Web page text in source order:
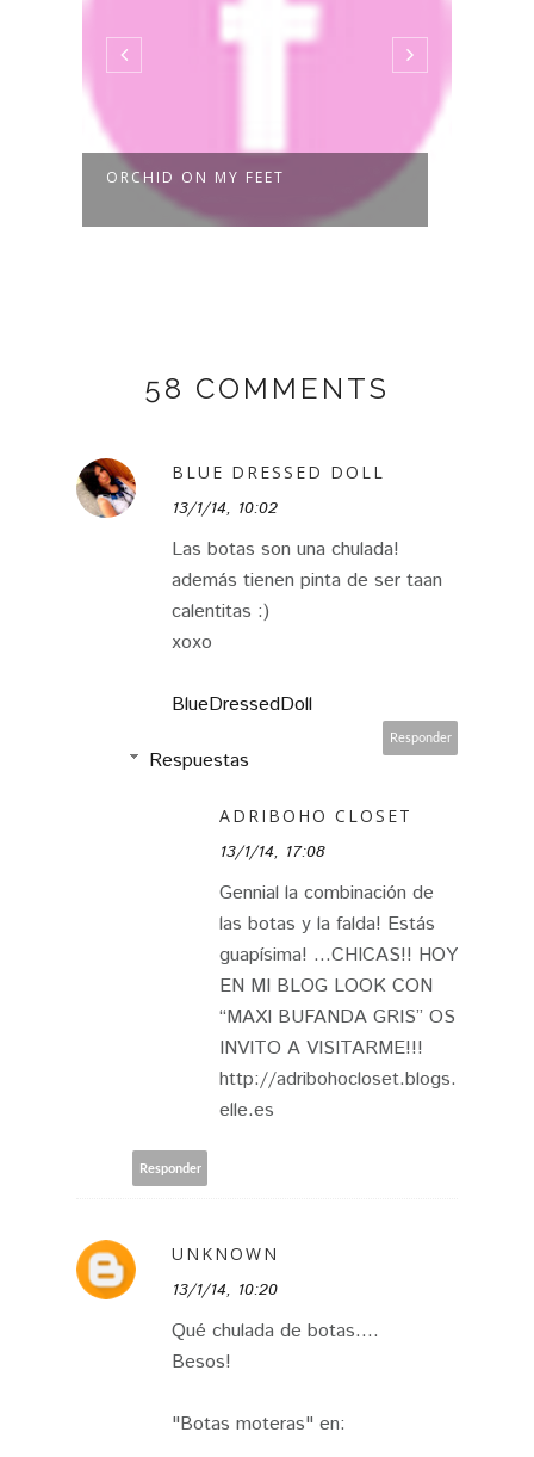
BASIC GARMENTS
58 COMMENTS
BLUE DRESSED DOLL
13/1/14, 10:02
Las botas son una chulada!
además tienen pinta de ser taan
calentitas :)
xoxo
BlueDressedDoll
Responder
Respuestas
ADRIBOHO CLOSET
13/1/14, 17:08
Gennial la combinación de
las botas y la falda! Estás
guapísima! …CHICAS!! HOY
EN MI BLOG LOOK CON
“MAXI BUFANDA GRIS” OS
INVITO A VISITARME!!!
http://adribohocloset.blogs.
elle.es
Responder
UNKNOWN
13/1/14, 10:20
Qué chulada de botas....
Besos!
"Botas moteras" en: